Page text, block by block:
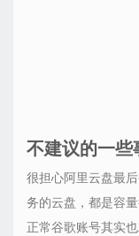
不建议的一些
很担心阿里云盘最
务的云盘，都是容
正常谷歌账号其实